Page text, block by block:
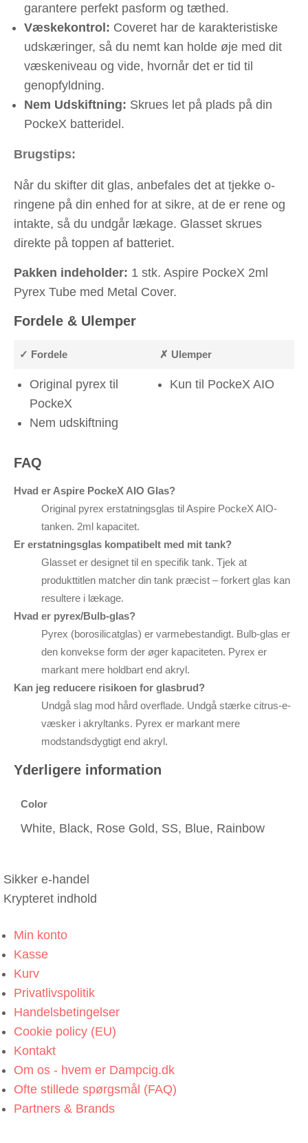
garantere perfekt pasform og tæthed.
Væskekontrol: Coveret har de karakteristiske
udskæringer, så du nemt kan holde øje med dit
væskeniveau og vide, hvornår det er tid til
genopfyldning.
Nem Udskiftning: Skrues let på plads på din
PockeX batteridel.
Brugstips:
Når du skifter dit glas, anbefales det at tjekke o-
ringene på din enhed for at sikre, at de er rene og
intakte, så du undgår lækage. Glasset skrues
direkte på toppen af batteriet.
Pakken indeholder: 1 stk. Aspire PockeX 2ml
Pyrex Tube med Metal Cover.
Fordele & Ulemper
✓ Fordele ✗ Ulemper
Original pyrex til
PockeX
Nem udskiftning
Kun til PockeX AIO
FAQ
Hvad er Aspire PockeX AIO Glas?
Original pyrex erstatningsglas til Aspire PockeX AIO-
tanken. 2ml kapacitet.
Er erstatningsglas kompatibelt med mit tank?
Glasset er designet til en specifik tank. Tjek at
produkttitlen matcher din tank præcist – forkert glas kan
resultere i lækage.
Hvad er pyrex/Bulb-glas?
Pyrex (borosilicatglas) er varmebestandigt. Bulb-glas er
den konvekse form der øger kapaciteten. Pyrex er
markant mere holdbart end akryl.
Kan jeg reducere risikoen for glasbrud?
Undgå slag mod hård overflade. Undgå stærke citrus-e-
væsker i akryltanks. Pyrex er markant mere
modstandsdygtigt end akryl.
Yderligere information
Color
White, Black, Rose Gold, SS, Blue, Rainbow
Sikker e-handel
Krypteret indhold
Min konto
Kasse
Kurv
Privatlivspolitik
Handelsbetingelser
Cookie policy (EU)
Kontakt
Om os - hvem er Dampcig.dk
Ofte stillede spørgsmål (FAQ)
Partners & Brands